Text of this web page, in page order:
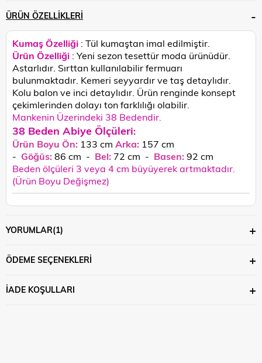
ÜRÜN ÖZELLIKLERI
Kumaş Özelliği : Tül kumaştan imal edilmiştir.
Ürün Özelliği : Yeni sezon tesettür moda ürünüdür.
Astarlıdır. Sırttan kullanılabilir fermuarı
bulunmaktadır. Kemeri seyyardır ve taş detaylıdır.
Kolu balon ve inci detaylıdır. Ürün renginde konsept
çekimlerinden dolayı ton farklılığı olabilir.
Mankenin Üzerindeki 38 Bedendir.
38 Beden Abiye Ölçüleri:
Ürün Boyu Ön: 133 cm Arka: 157 cm
- Göğüs:86 cm - Bel: 72 cm - Basen:92 cm
Beden ölçüleri 3 veya 4 cm büyüyerek artmaktadır.
(Ürün Boyu Değişmez)
YORUMLAR(1)
ÖDEME SEÇENEKLERI
İADE KOŞULLARI